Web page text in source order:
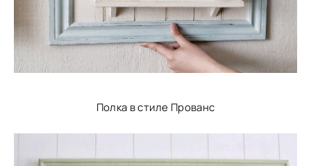
Полка в стиле Прованс